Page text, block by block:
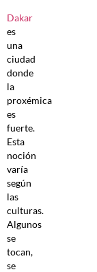
Dakar
es
una
ciudad
donde
la
proxémica
es
fuerte.
Esta
noción
varía
según
las
culturas.
Algunos
se
tocan,
se